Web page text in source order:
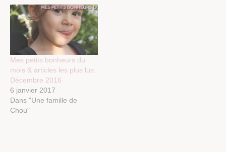
Mes petits bonheurs du
mois & articles les plus lus:
Décembre 2016
6 janvier 2017
Dans "Une famille de
Chou"